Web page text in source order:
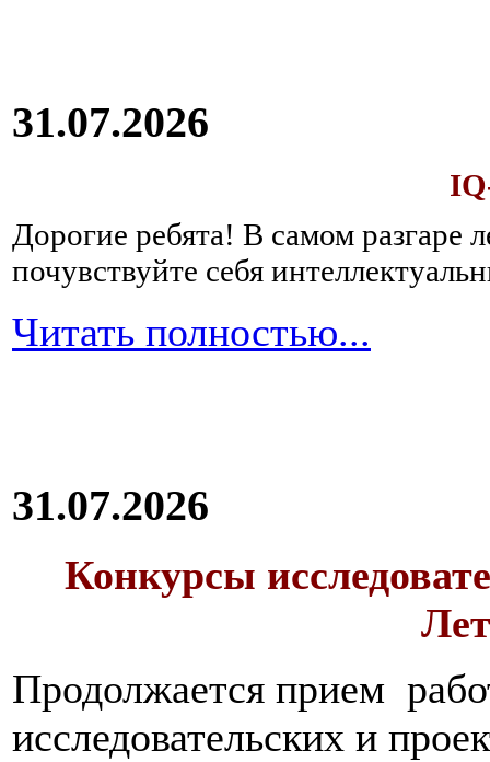
31.07.2026
Дорогие ребята! В самом разгаре
почувствуйте себя
Читать полностью...
31.07.2026
Конкурсы
Продолжается прием
исследовательских и